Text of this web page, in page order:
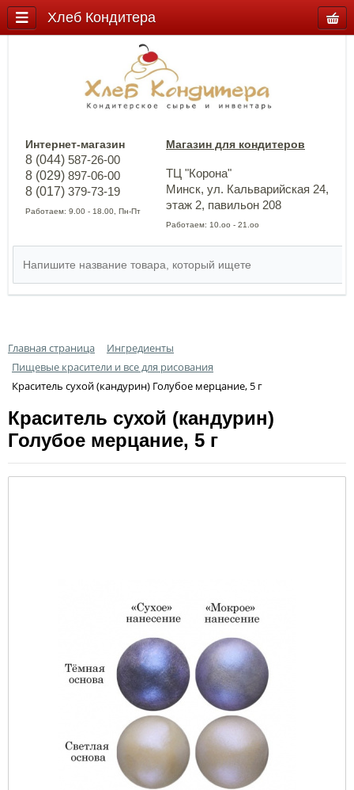
Интернет-магазин
8 (044) 587-26-00
8 (029) 897-06-00
8 (017) 379-73-19
Работаем: 9.00 - 18.00, Пн-Пт
Магазин для кондитеров
ТЦ "Корона"
Минск, ул. Кальварийская 24,
этаж 2, павильон 208
Работаем: 10.оо - 21.оо
Главная страница
Ингредиенты
Пищевые красители и все для рисования
Краситель сухой (кандурин) Голубое мерцание, 5 г
Краситель сухой (кандурин)
Голубое мерцание, 5 г
Хлеб Кондитера